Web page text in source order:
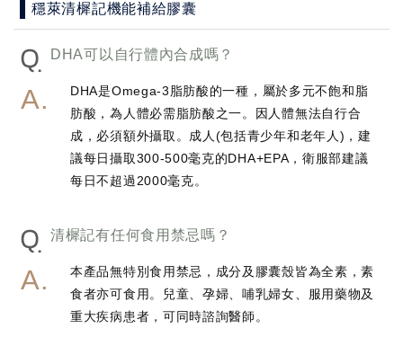
穩萊清樨記機能補給膠囊
Q
DHA可以自行體內合成嗎？
DHA是Omega-3脂肪酸的一種，屬於多元不飽和脂
肪酸，為人體必需脂肪酸之一。因人體無法自行合
成，必須額外攝取。成人(包括青少年和老年人)，建
議每日攝取300-500毫克的DHA+EPA，衛服部建議
每日不超過2000毫克。
Q
清樨記有任何食用禁忌嗎？
本產品無特別食用禁忌，成分及膠囊殼皆為全素，素
食者亦可食用。兒童、孕婦、哺乳婦女、服用藥物及
重大疾病患者，可同時諮詢醫師。